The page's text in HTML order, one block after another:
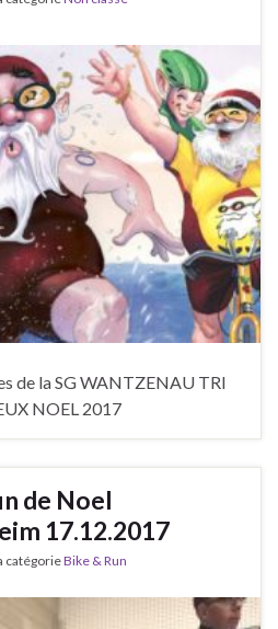
de la SG WANTZENAU TRI
NOEL 2017
de Noel
17.12.2017
catégorieBike & Run